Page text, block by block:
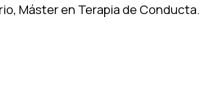
Máster en Terapia de Conducta.